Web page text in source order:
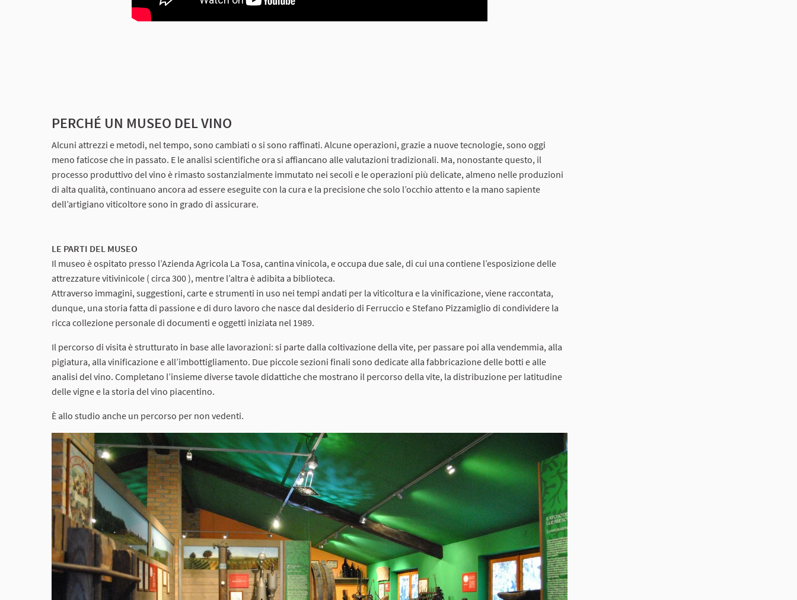
PERCHÉ UN MUSEO DEL VINO
Alcuni attrezzi e metodi, nel tempo, sono cambiati o si sono raffinati. Alcune operazioni, grazie a nuove tecnologie, sono oggi
meno faticose che in passato. E le analisi scientifiche ora si affiancano alle valutazioni tradizionali. Ma, nonostante questo, il
processo produttivo del vino è rimasto sostanzialmente immutato nei secoli e le operazioni più delicate, almeno nelle produzioni
di alta qualità, continuano ancora ad essere eseguite con la cura e la precisione che solo l’occhio attento e la mano sapiente
dell’artigiano viticoltore sono in grado di assicurare.
LE PARTI DEL MUSEO
Il museo è ospitato presso l’Azienda Agricola La Tosa, cantina vinicola, e occupa due sale, di cui una contiene l’esposizione delle
attrezzature vitivinicole ( circa 300 ), mentre l’altra è adibita a biblioteca.
Attraverso immagini, suggestioni, carte e strumenti in uso nei tempi andati per la viticoltura e la vinificazione, viene raccontata,
dunque, una storia fatta di passione e di duro lavoro che nasce dal desiderio di Ferruccio e Stefano Pizzamiglio di condividere la
ricca collezione personale di documenti e oggetti iniziata nel 1989.
Il percorso di visita è strutturato in base alle lavorazioni: si parte dalla coltivazione della vite, per passare poi alla vendemmia, alla
pigiatura, alla vinificazione e all’imbottigliamento. Due piccole sezioni finali sono dedicate alla fabbricazione delle botti e alle
analisi del vino. Completano l’insieme diverse tavole didattiche che mostrano il percorso della vite, la distribuzione per latitudine
delle vigne e la storia del vino piacentino.
È allo studio anche un percorso per non vedenti.